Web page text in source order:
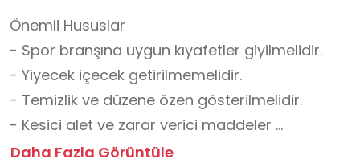
Önemli Hususlar
- Spor branşına uygun kıyafetler giyilmelidir.
- Yiyecek içecek getirilmemelidir.
- Temizlik ve düzene özen gösterilmelidir.
- Kesici alet ve zarar verici maddeler
getirilmemelidir.
Daha Fazla Görüntüle